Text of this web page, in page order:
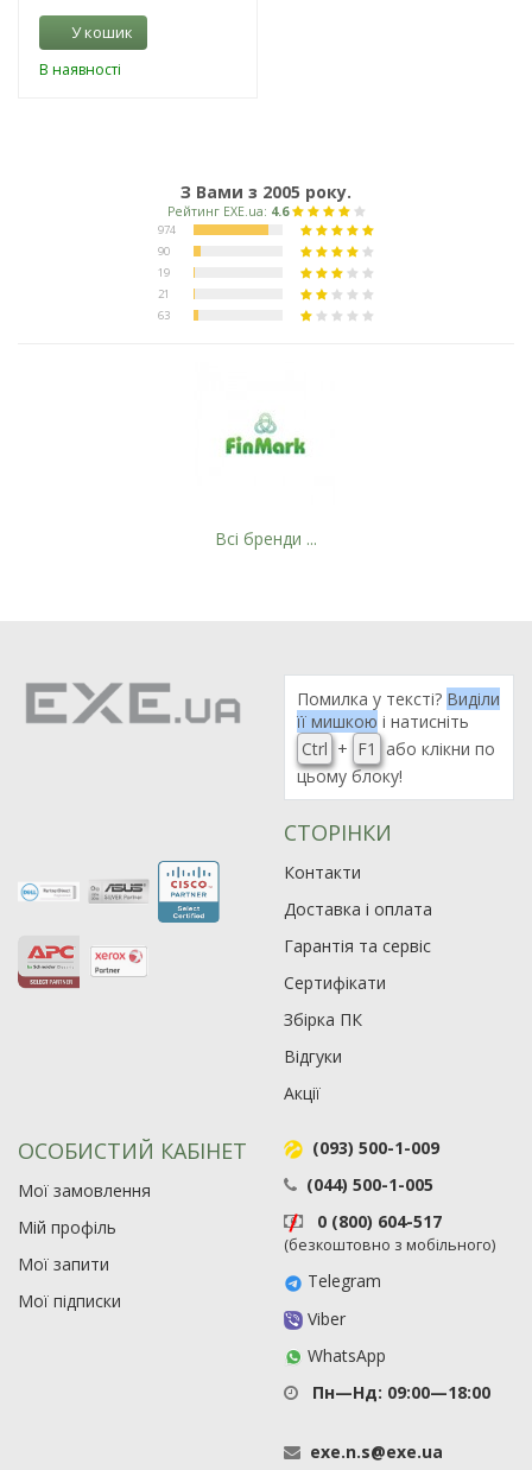
У кошик
В наявності
З Вами з 2005 року.
Рейтинг EXE.ua:4.6
21
Всі бренди ...
Помилка у тексті? Виділи
її мишкою і натисніть
Ctrl + F1
або клікни по
цьому блоку!
СТОРІНКИ
Контакти
Доставка і оплата
Гарантія та сервіс
Сертифікати
Збірка ПК
Відгуки
Акції
ОСОБИСТИЙ КАБІНЕТ
Мої замовлення
Мій профіль
Мої запити
Мої підписки
(093) 500-1-009
(044) 500-1-005
0 (800) 604-517
(безкоштовно з мобільного)
Telegram
Viber
WhatsApp
Пн—Нд: 09:00—18:00
exe.n.s@exe.ua